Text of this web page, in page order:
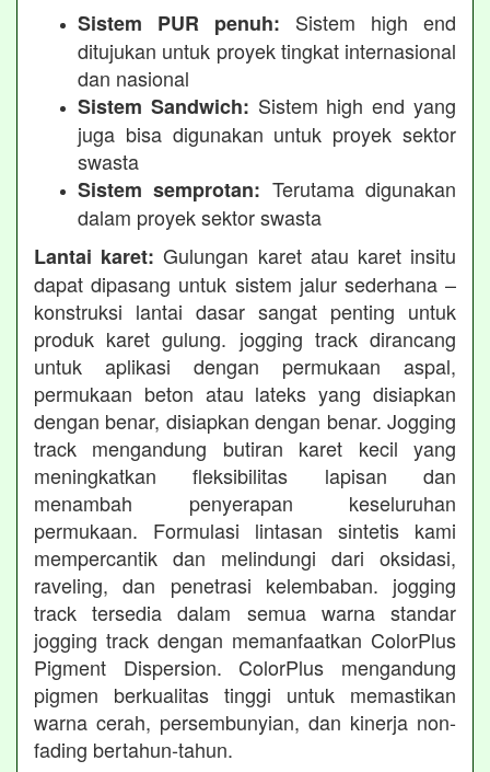
Sistem PUR penuh: Sistem high end
ditujukan untuk proyek tingkat internasional
dan nasional
Sistem Sandwich: Sistem high end yang
juga bisa digunakan untuk proyek sektor
swasta
Sistem semprotan: Terutama digunakan
dalam proyek sektor swasta
Lantai karet: Gulungan karet atau karet insitu
dapat dipasang untuk sistem jalur sederhana –
konstruksi lantai dasar sangat penting untuk
produk karet gulung. jogging track dirancang
untuk aplikasi dengan permukaan aspal,
permukaan beton atau lateks yang disiapkan
dengan benar, disiapkan dengan benar. Jogging
track mengandung butiran karet kecil yang
meningkatkan fleksibilitas lapisan dan
menambah penyerapan keseluruhan
permukaan. Formulasi lintasan sintetis kami
mempercantik dan melindungi dari oksidasi,
raveling, dan penetrasi kelembaban. jogging
track tersedia dalam semua warna standar
jogging track dengan memanfaatkan ColorPlus
Pigment Dispersion. ColorPlus mengandung
pigmen berkualitas tinggi untuk memastikan
warna cerah, persembunyian, dan kinerja non-
fading bertahun-tahun.